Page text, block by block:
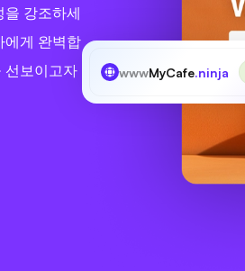
강조하세
에게 완벽합
선보이고자
wwwMyCafe.ninja